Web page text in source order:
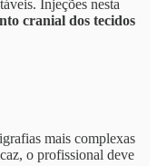
Injeções nesta
cranial dos tecidos
mais complexas
o profissional deve